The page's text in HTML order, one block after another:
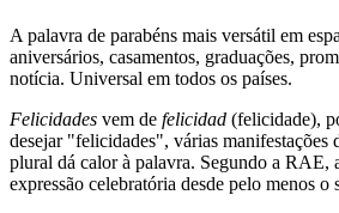
A palavra de parabéns mais versátil em
aniversários, casamentos, graduações,
notícia. Universal em todos os países.
Felicidades vem de felicidad (felicidade),
desejar "felicidades", várias manifestações
plural dá calor à palavra. Segundo a RAE,
expressão celebratória desde pelo menos